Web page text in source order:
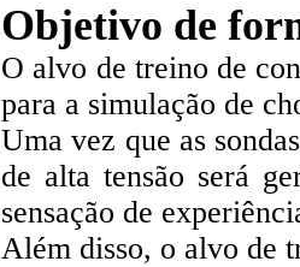
Objetivo de
O alvo de treino de
para a simulação de
Uma vez que as
de alta tensão será
sensação de
Além disso, o alvo de